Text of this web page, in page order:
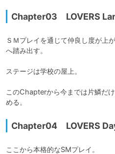
Chapter03 LOVERS
ＳＭプレイを通じて仲良し度が上
へ踏み出す。
ステージは学校の屋上。
このChapterから今までは片鱗だ
める。
Chapter04 LOVERS
ここから本格的なSMプレイ。